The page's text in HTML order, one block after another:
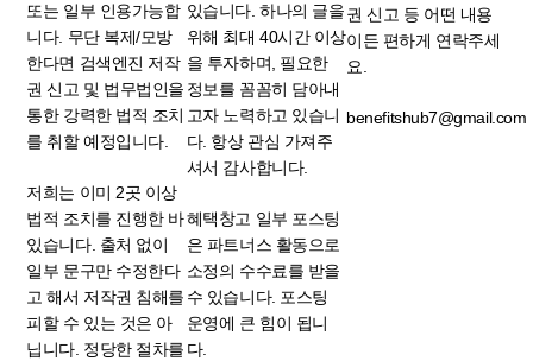
또는 일부 인용가능합
니다. 무단 복제/모방
한다면 검색엔진 저작
권 신고 및 법무법인을
통한 강력한 법적 조치
를 취할 예정입니다.
저희는 이미 2곳 이상
법적 조치를 진행한 바
있습니다. 출처 없이
일부 문구만 수정한다
고 해서 저작권 침해를
피할 수 있는 것은 아
닙니다. 정당한 절차를
있습니다. 하나의 글을
위해 최대 40시간 이상
을 투자하며, 필요한
정보를 꼼꼼히 담아내
고자 노력하고 있습니
다. 항상 관심 가져주
셔서 감사합니다.
혜택창고 일부 포스팅
은 파트너스 활동으로
소정의 수수료를 받을
수 있습니다. 포스팅
운영에 큰 힘이 됩니
다.
권 신고 등 어떤 내용
이든 편하게 연락주세
요.
benefitshub7@gmail.com